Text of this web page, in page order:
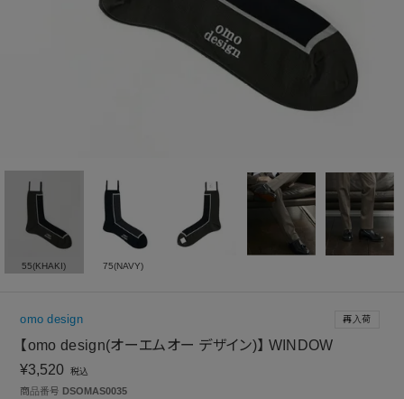
55(KHAKI) 75(NAVY)
omo design
【omo design(オーエムオー デザイン)】 WINDOW
¥3,520 税込
再入荷
商品番号 DSOMAS0035